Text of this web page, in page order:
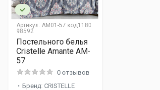
Артикул: AM01-57 код1180
98592
Постельного белья
Cristelle Amante AM-
57
0 отзывов
Бренд: CRISTELLE